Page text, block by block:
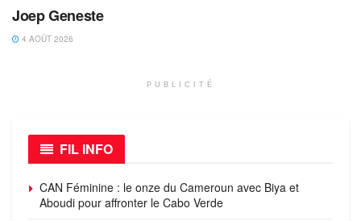
Joep Geneste
4 AOÛT 2026
PUBLICITÉ
FIL INFO
CAN Féminine : le onze du Cameroun avec Biya et
Aboudi pour affronter le Cabo Verde